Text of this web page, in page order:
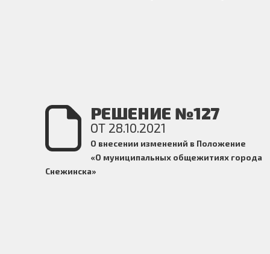
РЕШЕНИЕ №127
ОТ 28.10.2021
О внесении изменений в Положение
«О муниципальных общежитиях города
Снежинска»